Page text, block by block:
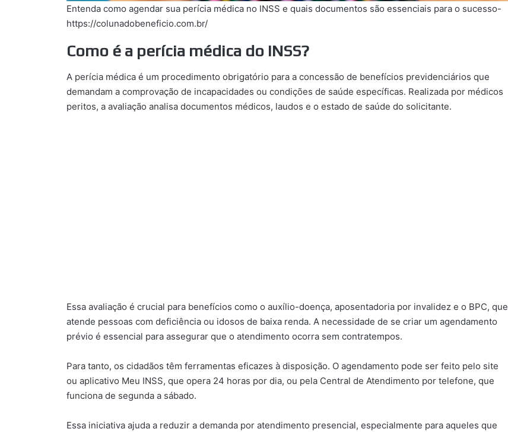
Entenda como agendar sua perícia médica no INSS e quais documentos são essenciais para o sucesso-
https://colunadobeneficio.com.br/
Como é a perícia médica do INSS?
A perícia médica é um procedimento obrigatório para a concessão de benefícios previdenciários que
demandam a comprovação de incapacidades ou condições de saúde específicas. Realizada por médicos
peritos, a avaliação analisa documentos médicos, laudos e o estado de saúde do solicitante.
Essa avaliação é crucial para benefícios como o auxílio-doença, aposentadoria por invalidez e o BPC, que
atende pessoas com deficiência ou idosos de baixa renda. A necessidade de se criar um agendamento
prévio é essencial para assegurar que o atendimento ocorra sem contratempos.
Para tanto, os cidadãos têm ferramentas eficazes à disposição. O agendamento pode ser feito pelo site
ou aplicativo Meu INSS, que opera 24 horas por dia, ou pela Central de Atendimento por telefone, que
funciona de segunda a sábado.
Essa iniciativa ajuda a reduzir a demanda por atendimento presencial, especialmente para aqueles que